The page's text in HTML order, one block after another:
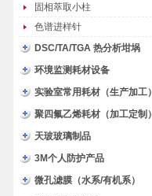
固相萃取小柱
色谱进样针
DSC/TA/TGA 热分析坩埚
环境监测耗材设备
实验室常用耗材（生产加工）
聚四氟乙烯耗材（加工定制）
天玻玻璃制品
3M个人防护产品
微孔滤膜（水系/有机系）